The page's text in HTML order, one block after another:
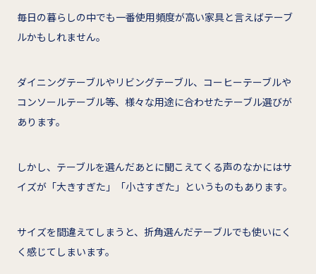
毎日の暮らしの中でも一番使用頻度が高い家具と言えばテーブ
ルかもしれません。
ダイニングテーブルやリビングテーブル、コーヒーテーブルや
コンソールテーブル等、様々な用途に合わせたテーブル選びが
あります。
しかし、テーブルを選んだあとに聞こえてくる声のなかにはサ
イズが「大きすぎた」「小さすぎた」というものもあります。
サイズを間違えてしまうと、折角選んだテーブルでも使いにく
く感じてしまいます。